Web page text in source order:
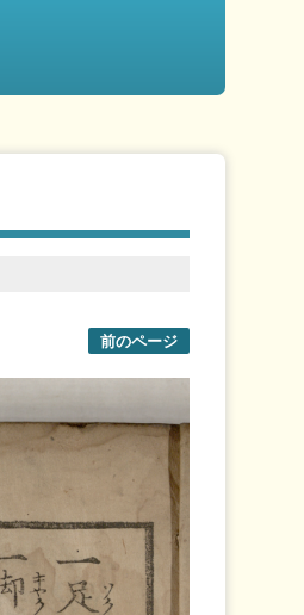
前のページ